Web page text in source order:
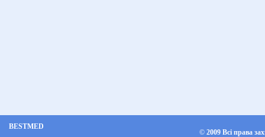
BESTMED
© 2009 Всі права